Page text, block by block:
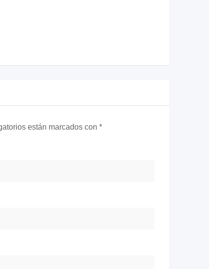
están marcados con *